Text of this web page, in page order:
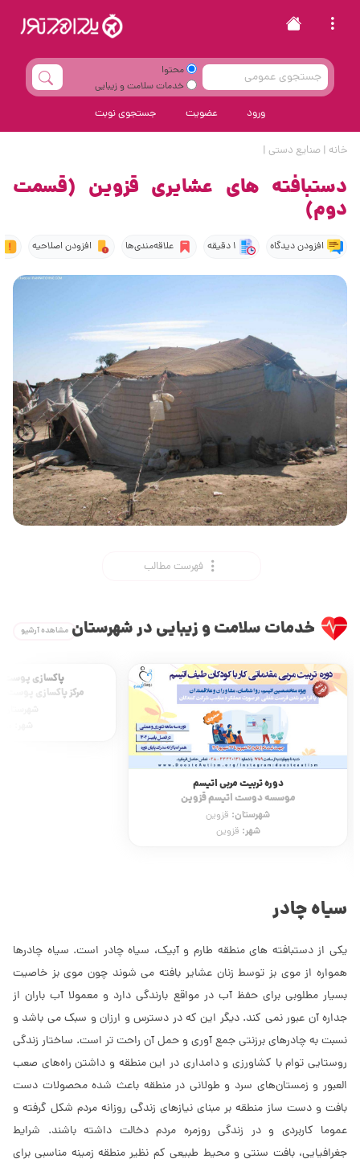
محتوا
خدمات سلامت و زیبایی
ورود عضویت جستجوی نوبت
خانه |صنایع دستی |
دستبافته های عشایری قزوین (قسمت
دوم)
افزودن دیدگاه 1 دقیقه علاقه‌مندی‌ها افزودن اصلاحیه
فهرست مطالب
خدمات سلامت و زیبایی در شهرستان مشاهده آرشیو
دوره تربیت مربی اتیسم
موسسه دوست اتیسم قزوین
شهرستان: قزوین
شهر: قزوین
پاکسازی پوست
مرکز پاکسازی پوست
سیاه چادر
یکی از دستبافته های منطقه طارم و آبیک، سیاه چادر است. سیاه چادرها
همواره از موی بز توسط زنان عشایر بافته می شوند چون موی بز خاصیت
بسیار مطلوبی برای حفظ آب در مواقع بارندگی دارد و معمولا آب باران از
جداره آن عبور نمی کند. دیگر این که در دسترس و ارزان و سبک می باشد و
نسبت به چادرهای برزنتی جمع آوری و حمل آن راحت تر است. ساختار زندگی
روستایی توام با کشاورزی و دامداری در این منطقه و داشتن راه‌های صعب
العبور و زمستان‌های سرد و طولانی در منطقه باعث شده محصولات دست
بافت و دست ساز منطقه بر مبنای نیازهای زندگی روزانه مردم شکل گرفته و
عموما کاربردی و در زندگی روزمره مردم دخالت داشته باشند. شرایط
جغرافیایی، بافت سنتی و محیط طبیعی کم نظیر منطقه زمینه مناسبی برای